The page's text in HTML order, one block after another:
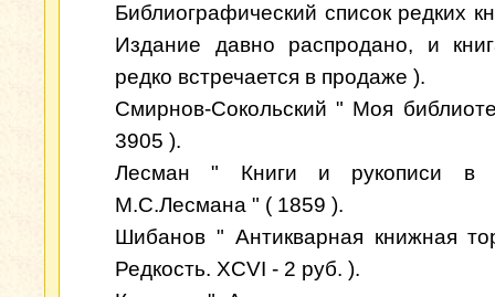
Библиографический список редких
Издание давно распродано, и
редко встречается в продаже ).
Смирнов-Сокольский " Моя
3905 ).
Лесман " Книги и рукописи в
М.С.Лесмана " ( 1859 ).
Шибанов " Антикварная книжная
Редкость. XCVI - 2 руб. ).